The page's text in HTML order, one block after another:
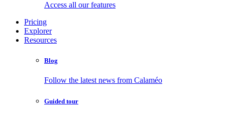
Access all our features
Pricing
Explorer
Resources
Blog
Follow the latest news from Calaméo
Guided tour